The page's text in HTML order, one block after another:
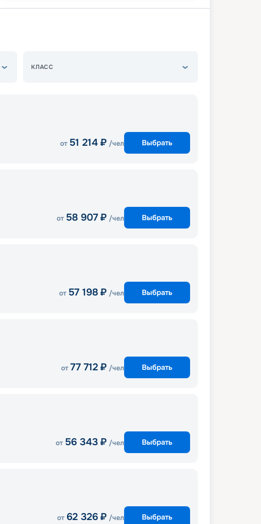
КЛАСС
от 51 214 ₽ /чел Выбрать
от 58 907 ₽ /чел Выбрать
от 57 198 ₽ /чел Выбрать
от 77 712 ₽ /чел Выбрать
от 56 343 ₽ /чел Выбрать
от 62 326 ₽ /чел Выбрать